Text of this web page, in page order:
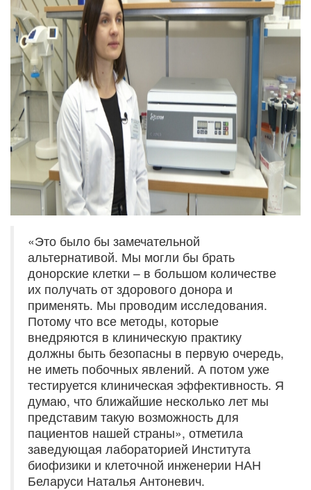
«Это было бы замечательной
альтернативой. Мы могли бы брать
донорские клетки – в большом количестве
их получать от здорового донора и
применять. Мы проводим исследования.
Потому что все методы, которые
внедряются в клиническую практику
должны быть безопасны в первую очередь,
не иметь побочных явлений. А потом уже
тестируется клиническая эффективность. Я
думаю, что ближайшие несколько лет мы
представим такую возможность для
пациентов нашей страны», отметила
заведующая лабораторией Института
биофизики и клеточной инженерии НАН
Беларуси Наталья Антоневич.